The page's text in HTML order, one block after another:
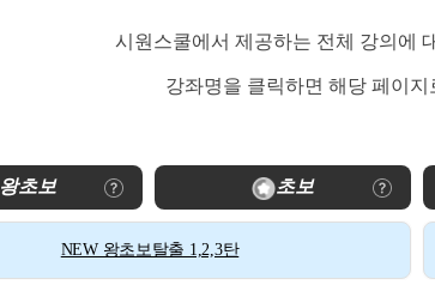
시원스쿨에서 제공하는 전체 강의에
강좌명을 클릭하면 해당 페이지
왕초보 초보
NEW 왕초보탈출 1,2,3탄